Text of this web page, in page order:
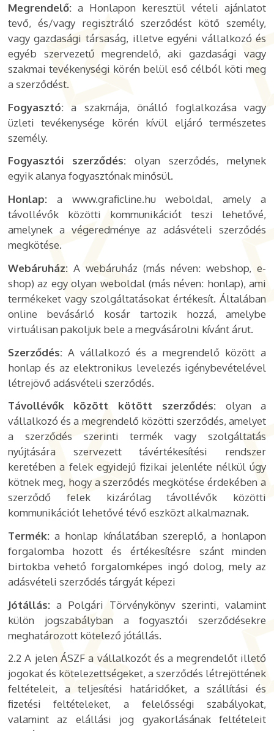
Megrendelő:a Honlapon keresztül vételi ajánlatot
tevő, és/vagy regisztráló szerződést kötő személy,
vagy gazdasági társaság, illetve egyéni vállalkozó és
egyéb szervezetű megrendelő, aki gazdasági vagy
szakmai tevékenységi körén belül eső célból köti meg
a szerződést.
Fogyasztó:a szakmája, önálló foglalkozása vagy
üzleti tevékenysége körén kívül eljáró természetes
személy.
Fogyasztói szerződés:olyan szerződés, melynek
egyik alanya fogyasztónak minősül.
Honlap:a www.graficline.hu weboldal, amely a
távollévők közötti kommunikációt teszi lehetővé,
amelynek a végeredménye az adásvételi szerződés
megkötése.
Webáruház:A webáruház (más néven: webshop, e-
shop) az egy olyan weboldal (más néven: honlap), ami
termékeket vagy szolgáltatásokat értékesít. Általában
online bevásárló kosár tartozik hozzá, amelybe
virtuálisan pakoljuk bele a megvásárolni kívánt árut.
Szerződés:A vállalkozó és a megrendelő között a
honlap és az elektronikus levelezés igénybevételével
létrejövő adásvételi szerződés.
Távollévők között kötött szerződés:olyan a
vállalkozó és a megrendelő közötti szerződés, amelyet
a szerződés szerinti termék vagy szolgáltatás
nyújtására szervezett távértékesítési rendszer
keretében a felek egyidejű fizikai jelenléte nélkül úgy
kötnek meg, hogy a szerződés megkötése érdekében a
szerződő felek kizárólag távollévők közötti
kommunikációt lehetővé tévő eszközt alkalmaznak.
Termék:a honlap kínálatában szereplő, a honlapon
forgalomba hozott és értékesítésre szánt minden
birtokba vehető forgalomképes ingó dolog, mely az
adásvételi szerződés tárgyát képezi
Jótállás:a Polgári Törvénykönyv szerinti, valamint
külön jogszabályban a fogyasztói szerződésekre
meghatározott kötelező jótállás.
2.2 A jelen ÁSZF a vállalkozót és a megrendelőt illető
jogokat és kötelezettségeket, a szerződés létrejöttének
feltételeit, a teljesítési határidőket, a szállítási és
fizetési feltételeket, a felelősségi szabályokat,
valamint az elállási jog gyakorlásának feltételeit